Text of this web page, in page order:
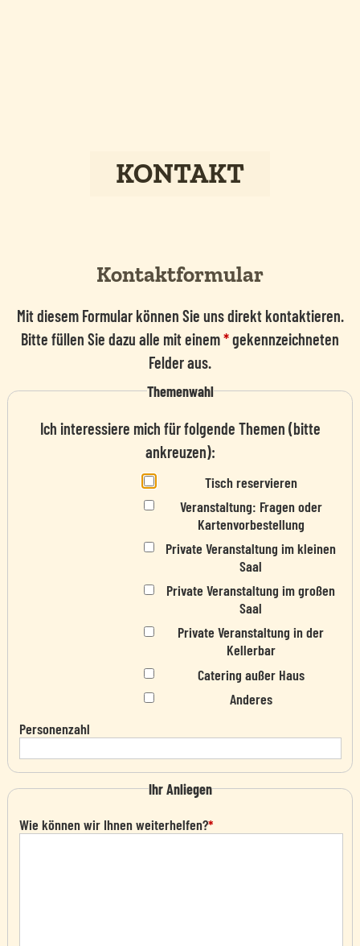
KONTAKT
Kontaktformular
Mit diesem Formular können Sie uns direkt kontaktieren.
Bitte füllen Sie dazu alle mit einem*gekennzeichneten
Felder aus.
Themenwahl
Ich interessiere mich für folgende Themen (bitte
ankreuzen):
Tisch reservieren
Veranstaltung: Fragen oder
Kartenvorbestellung
Private Veranstaltung im kleinen
Saal
Private Veranstaltung im großen
Saal
Private Veranstaltung in der
Kellerbar
Catering außer Haus
Anderes
Personenzahl
Ihr Anliegen
Wie können wir Ihnen weiterhelfen?*